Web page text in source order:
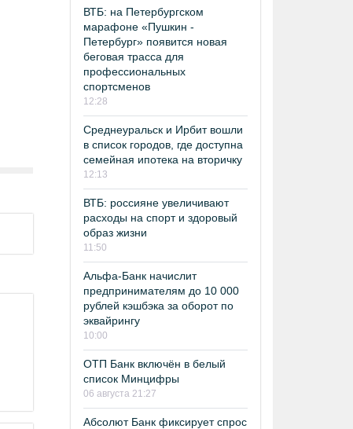
ВТБ: на Петербургском
марафоне «Пушкин -
Петербург» появится новая
беговая трасса для
профессиональных
спортсменов
12:28
Среднеуральск и Ирбит вошли
в список городов, где доступна
семейная ипотека на вторичку
12:13
ВТБ: россияне увеличивают
расходы на спорт и здоровый
образ жизни
11:50
Альфа-Банк начислит
предпринимателям до 10 000
рублей кэшбэка за оборот по
эквайрингу
10:00
ОТП Банк включён в белый
список Минцифры
06 августа 21:27
Абсолют Банк фиксирует спрос